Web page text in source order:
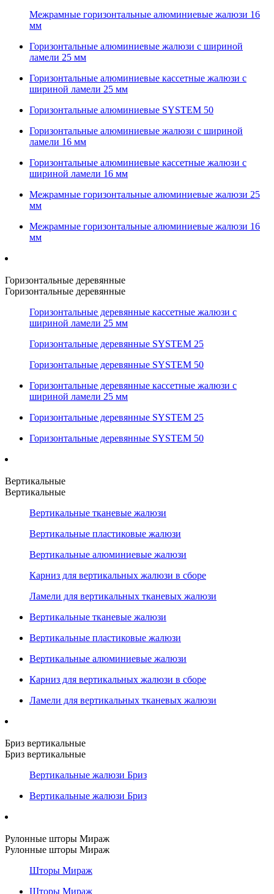
Межрамные горизонтальные алюминиевые жалюзи 16
мм
Горизонтальные алюминиевые жалюзи с шириной
ламели 25 мм
Горизонтальные алюминиевые кассетные жалюзи с
шириной ламели 25 мм
Горизонтальные алюминиевые SYSTEM 50
Горизонтальные алюминиевые жалюзи с шириной
ламели 16 мм
Горизонтальные алюминиевые кассетные жалюзи с
шириной ламели 16 мм
Межрамные горизонтальные алюминиевые жалюзи 25
мм
Межрамные горизонтальные алюминиевые жалюзи 16
мм
Горизонтальные деревянные
Горизонтальные деревянные
Горизонтальные деревянные кассетные жалюзи с
шириной ламели 25 мм
Горизонтальные деревянные SYSTEM 25
Горизонтальные деревянные SYSTEM 50
Горизонтальные деревянные кассетные жалюзи с
шириной ламели 25 мм
Горизонтальные деревянные SYSTEM 25
Горизонтальные деревянные SYSTEM 50
Вертикальные
Вертикальные
Вертикальные тканевые жалюзи
Вертикальные пластиковые жалюзи
Вертикальные алюминиевые жалюзи
Карниз для вертикальных жалюзи в сборе
Ламели для вертикальных тканевых жалюзи
Вертикальные тканевые жалюзи
Вертикальные пластиковые жалюзи
Вертикальные алюминиевые жалюзи
Карниз для вертикальных жалюзи в сборе
Ламели для вертикальных тканевых жалюзи
Бриз вертикальные
Бриз вертикальные
Вертикальные жалюзи Бриз
Вертикальные жалюзи Бриз
Рулонные шторы Мираж
Рулонные шторы Мираж
Шторы Мираж
Шторы Мираж